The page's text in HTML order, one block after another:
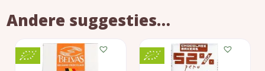
Andere suggesties…